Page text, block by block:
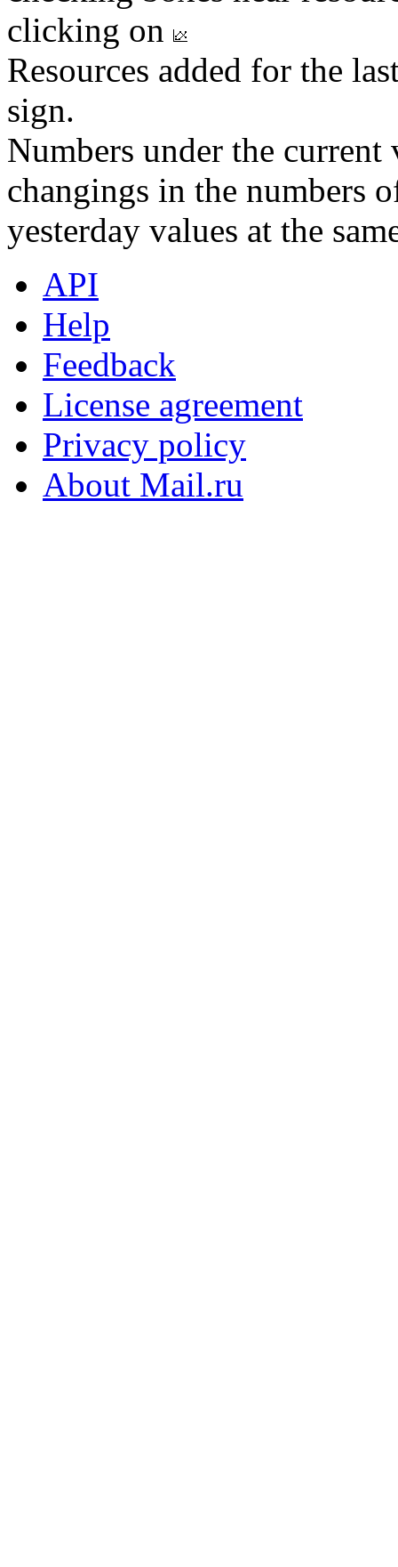
clicking on
Resources added for the
sign.
Numbers under the
changings in the numbers
yesterday values at the
API
Help
Feedback
License agreement
Privacy policy
About Mail.ru